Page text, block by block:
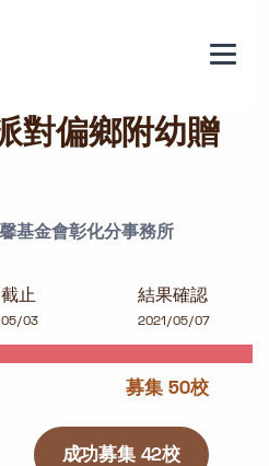
贈書
對偏鄉附幼贈
基金會彰化分事務所
止
03
結果確認
2021/05/07
募集 50校
成功募集 42校